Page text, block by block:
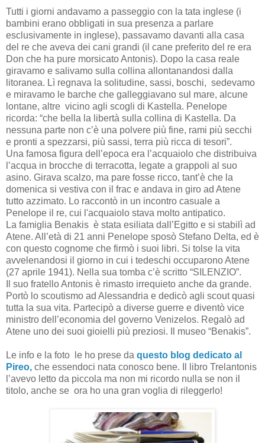
Tutti i giorni andavamo a passeggio con la tata inglese (i
bambini erano obbligati in sua presenza a parlare
esclusivamente in inglese), passavamo davanti alla casa
del re che aveva dei cani grandi (il cane preferito del re era
Don che ha pure morsicato Antonis). Dopo la casa reale
giravamo e salivamo sulla collina allontanandosi dalla
litoranea. Lì regnava la solitudine, sassi, boschi, sedevamo
e miravamo le barche che galleggiavano sul mare, alcune
lontane, altre vicino agli scogli di Kastella. Penelope
ricorda: “che bella la libertà sulla collina di Kastella. Da
nessuna parte non c’è una polvere più fine, rami più secchi
e pronti a spezzarsi, più sassi, terra più ricca di tesori”.
Una famosa figura dell’epoca era l’acquaiolo che distribuiva
l’acqua in brocche di terracotta, legate a grappoli al suo
asino. Girava scalzo, ma pare fosse ricco, tant’è che la
domenica si vestiva con il frac e andava in giro ad Atene
tutto azzimato. Lo raccontò in un incontro casuale a
Penelope il re, cui l'acquaiolo stava molto antipatico.
La famiglia Benakis è stata esiliata dall’Egitto e si stabilì ad
Atene. All’età di 21 anni Penelope sposò Stefano Delta, ed è
con questo cognome che firmò i suoi libri. Si tolse la vita
avvelenandosi il giorno in cui i tedeschi occuparono Atene
(27 aprile 1941). Nella sua tomba c’è scritto “SILENZIO”.
Il suo fratello Antonis è rimasto irrequieto anche da grande.
Portò lo scoutismo ad Alessandria e dedicò agli scout quasi
tutta la sua vita. Partecipò a diverse guerre e diventò vice
ministro dell’economia del governo Venizelos. Regalò ad
Atene uno dei suoi gioielli più preziosi. Il museo “Benakis”.
Le info e la foto le ho prese da questo blog dedicato al
Pireo, che essendoci nata conosco bene. Il libro Trelantonis
l’avevo letto da piccola ma non mi ricordo nulla se non il
titolo, anche se ora ho una gran voglia di rileggerlo!